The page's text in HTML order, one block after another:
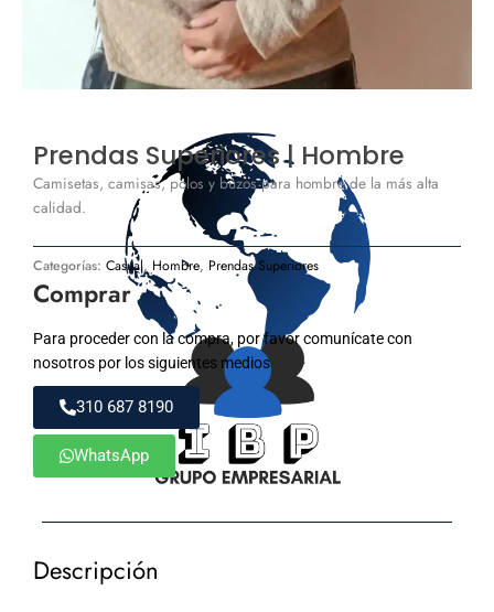
Prendas Superiores | Hombre
Camisetas, camisas, polos y buzos para hombre de la más alta
calidad.
Categorías: Casual, Hombre, Prendas Superiores
Comprar
Para proceder con la compra, por favor comunícate con
nosotros por los siguientes medios
310 687 8190
WhatsApp
Descripción